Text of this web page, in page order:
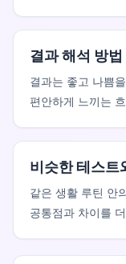
결과 해석 방법
결과는 좋고 나쁨
편안하게 느끼는
비슷한 테스트
같은 생활 루틴 안
공통점과 차이를